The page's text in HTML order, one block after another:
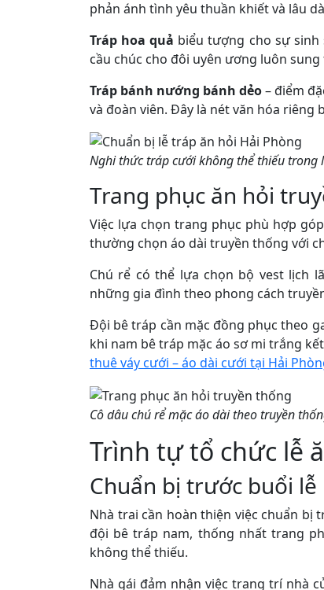
phản ánh tình yêu thuần khiết và lâu
Tráp hoa quả biểu tượng cho sự sinh
cầu chúc cho đôi uyên ương luôn sung
Tráp bánh nướng bánh dẻo– điểm
và đoàn viên. Đây là nét văn hóa riêng
Nghi thức tráp cưới không thể thiếu trong
Trang phục ăn hỏi
Việc lựa chọn trang phục phù hợp
thường chọn áo dài truyền thống với
Chú rể có thể lựa chọn bộ vest lịch
những gia đình theo phong cách
Đội bê tráp cần mặc đồng phục theo
khi nam bê tráp mặc áo sơ mi trắng
thuê váy cưới – áo dài cưới tại Hải
Cô dâu chú rể mặc áo dài theo truyền
Trình tự tổ chức lễ
Chuẩn bị trước buổi lễ
Nhà trai cần hoàn thiện việc chuẩn bị
đội bê tráp nam, thống nhất trang
không thể thiếu.
Nhà gái đảm nhận việc trang trí nhà